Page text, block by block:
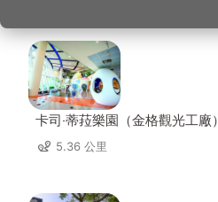
卡司‧蒂菈樂園（金格觀光工廠）
5.36 公里